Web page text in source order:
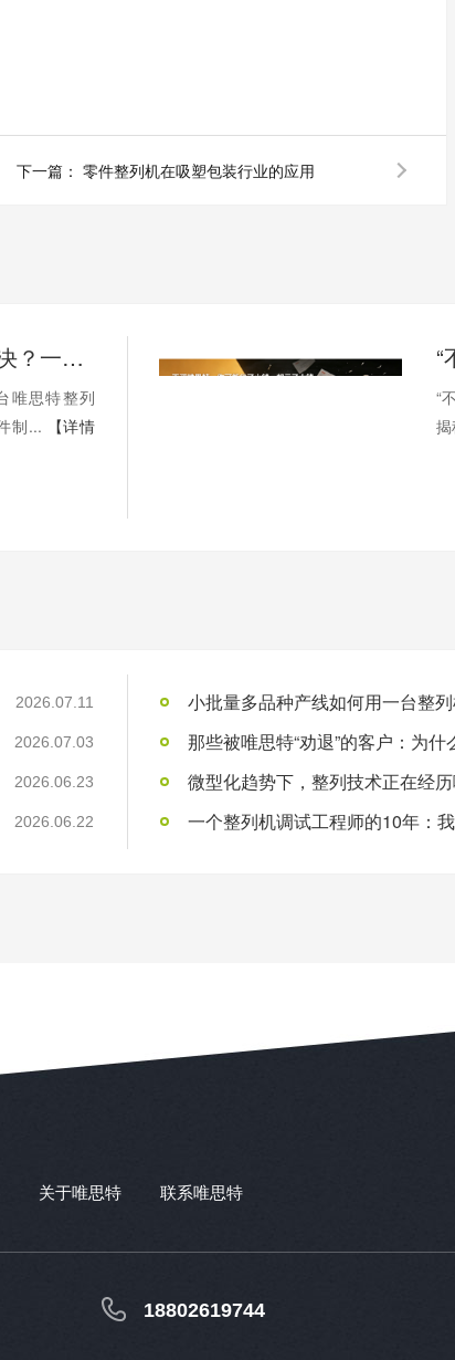
下一篇： 零件整列机在吸塑包装行业的应用
人工摆盘效率低怎么解决？一台唯思特整列机，让产线效率翻5倍
唯思特整列
制...
【详情
“
2026.07.11
2026.07.03
2026.06.23
2026.06.22
小批量多品种产线如何用一台整列
微型化趋势下，整列技术正在经历
一个整列机调试工程师的10年：
关于唯思特 联系唯思特
18802619744